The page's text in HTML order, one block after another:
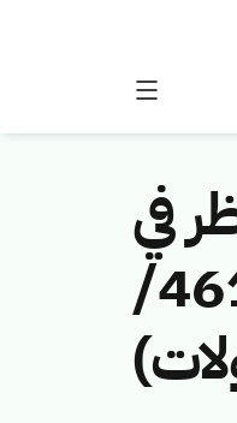
في
مخالفات نظام الاتصالات وتقنية المعلومات رقم (46114763/